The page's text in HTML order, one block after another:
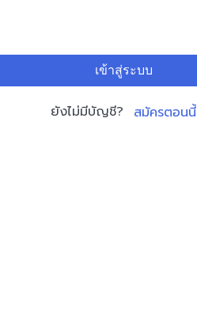
เข้าสู่ระบบ
ยังไม่มีบัญชี?
สมัครตอนนี้